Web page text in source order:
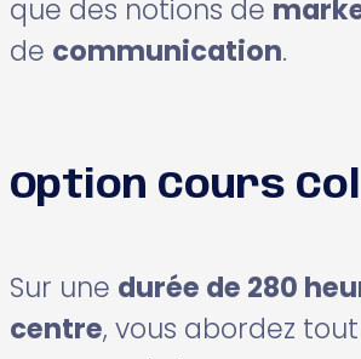
que des notions de
de communication.
Option Cours
Sur une durée de 280
centre, vous abordez